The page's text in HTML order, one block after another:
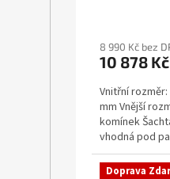
8 990 Kč bez
10 878 Kč
Vnitřní rozměr:
mm Vnější
komínek
vhodná pod
nebo do míst...
Doprava